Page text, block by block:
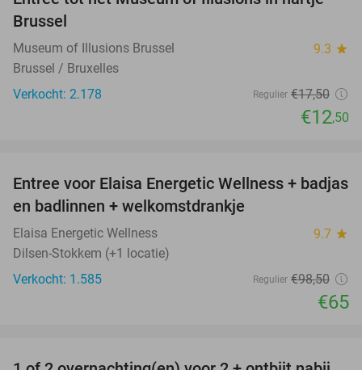
Brussel
Museum of Illusions Brussel 9.3 star
Brussel / Bruxelles
Verkocht: 2.178
Regulier €17,50
€12,50
34%
Entree voor Elaisa Energetic Wellness + badjas
en badlinnen + welkomstdrankje
Elaisa Energetic Wellness 9.7 star
Dilsen-Stokkem (+1 locatie)
Verkocht: 1.585
Regulier €98,50
€65